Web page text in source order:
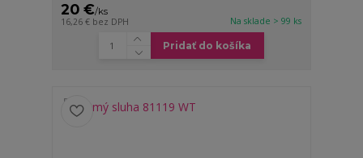
20 €/ks
16,26 € bez DPH Na sklade > 99 ks
Pridať do košíka